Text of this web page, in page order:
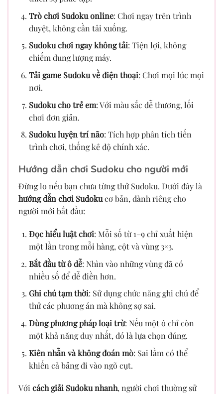
Trò chơi Sudoku online: Chơi ngay trên trình
duyệt, không cần tải xuống.
Sudoku chơi ngay không tải: Tiện lợi, không
chiếm dung lượng máy.
Tải game Sudoku về điện thoại: Chơi mọi lúc mọi
nơi.
Sudoku cho trẻ em: Với màu sắc dễ thương, lối
chơi đơn giản.
Sudoku luyện trí não: Tích hợp phân tích tiến
trình chơi, thống kê độ chính xác.
Hướng dẫn chơi Sudoku cho người mới
Đừng lo nếu bạn chưa từng thử Sudoku. Dưới đây là
hướng dẫn chơi Sudokucơ bản, dành riêng cho
người mới bắt đầu:
Đọc hiểu luật chơi: Mỗi số từ 1–9 chỉ xuất hiện
một lần trong mỗi hàng, cột và vùng 3×3.
Bắt đầu từ ô dễ: Nhìn vào những vùng đã có
nhiều số để dễ điền hơn.
Ghi chú tạm thời: Sử dụng chức năng ghi chú để
thử các phương án mà không sợ sai.
Dùng phương pháp loại trừ: Nếu một ô chỉ còn
một khả năng duy nhất, đó là lựa chọn đúng.
Kiên nhẫn và không đoán mò: Sai lầm có thể
khiến cả bảng đi vào ngõ cụt.
Vớicách giải Sudoku nhanh, người chơi thường sử